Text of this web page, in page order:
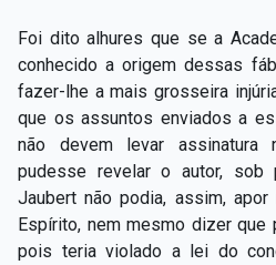
Foi dito alhures que se a
conhecido a origem dessas
fazer-lhe a mais grosseira
que os assuntos enviados a
não devem levar assinatura
pudesse revelar o autor, sob
Jaubert não podia, assim,
Espírito, nem mesmo dizer que
pois teria violado a lei do